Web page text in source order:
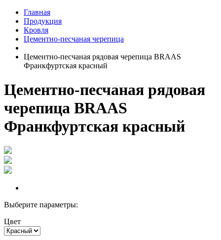
Главная
Продукция
Кровля
Цементно-песчаная черепица
Цементно-песчаная рядовая черепица BRAAS
Франкфуртская красный
Цементно-песчаная рядовая
черепица BRAAS
Франкфуртская красный
Выберите параметры:
Цвет